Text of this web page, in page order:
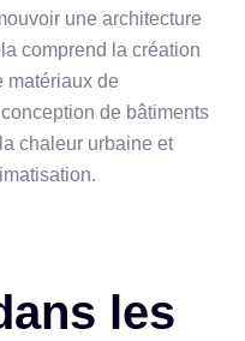
une architecture
comprend la création
matériaux de
de bâtiments
chaleur urbaine et
les